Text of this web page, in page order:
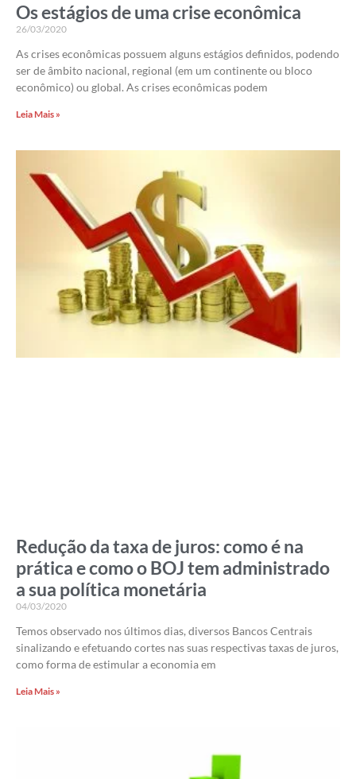
Os estágios de uma crise econômica
26/03/2020
As crises econômicas possuem alguns estágios definidos, podendo
ser de âmbito nacional, regional (em um continente ou bloco
econômico) ou global. As crises econômicas podem
Leia Mais »
Redução da taxa de juros: como é na
prática e como o BOJ tem administrado
a sua política monetária
04/03/2020
Temos observado nos últimos dias, diversos Bancos Centrais
sinalizando e efetuando cortes nas suas respectivas taxas de juros,
como forma de estimular a economia em
Leia Mais »